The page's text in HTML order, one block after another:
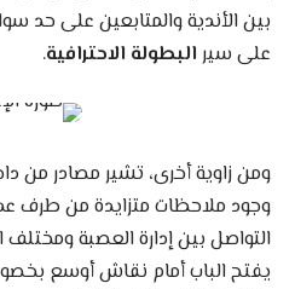
بين الأندية والمتابعين على حد
على سيرالبطولة الاحترافية.
ومن زاوية أخرى، تشير مصادر من
وجود ملاحظات متزايدة من طرف
التواصل بين إدارة العصبة ومختلف
يفتح الباب أمام نقاش أوسع بخصوص